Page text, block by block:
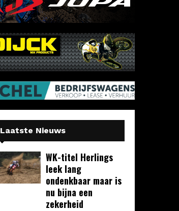
Laatste Nieuws
WK-titel Herlings
leek lang
ondenkbaar maar is
nu bijna een
zekerheid